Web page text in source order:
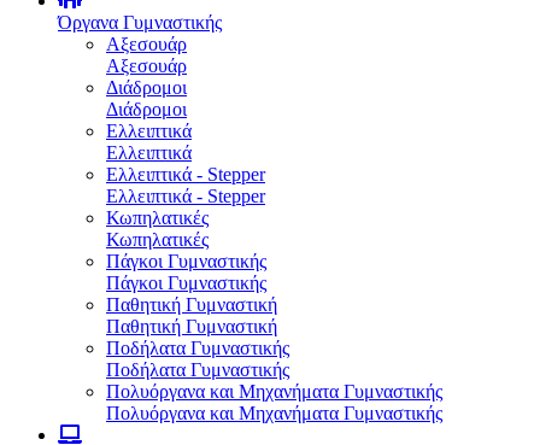
Όργανα Γυμναστικής
Αξεσουάρ
Αξεσουάρ
Διάδρομοι
Διάδρομοι
Ελλειπτικά
Ελλειπτικά
Ελλειπτικά - Stepper
Ελλειπτικά - Stepper
Κωπηλατικές
Κωπηλατικές
Πάγκοι Γυμναστικής
Πάγκοι Γυμναστικής
Παθητική Γυμναστική
Παθητική Γυμναστική
Ποδήλατα Γυμναστικής
Ποδήλατα Γυμναστικής
Πολυόργανα και Μηχανήματα Γυμναστικής
Πολυόργανα και Μηχανήματα Γυμναστικής